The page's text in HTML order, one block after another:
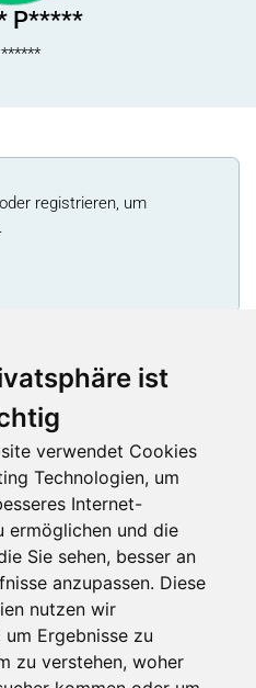
ist
verwendet Cookies
Technologien, um
Internet-
ermöglichen und die
Sie sehen, besser an
anzupassen. Diese
nutzen wir
um Ergebnisse zu
zu verstehen, woher
P*****
******
registrieren, um